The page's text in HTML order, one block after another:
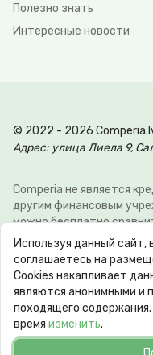
Полезно знать
Интересные новости
© 2022 - 2026
Адрес: улица Лиела 9,
Comperia не является
другим финансовым
можно бесплатно
услуг, для того что-бы
деньги. Э-почта:
взятии в долг 5000 € на
106.93 €, общие затраты
ставка APR 10.78%.
ставка (max APR) может
дней до 10 лет.
Используя данный сайт,
соглашаетесь на
Сookies накапливает
являются анонимными и
походящего
время изменить.